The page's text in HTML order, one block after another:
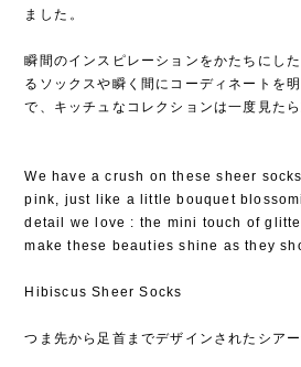
ました⁡。
瞬間のインスピレーションをかたちにし
るソックスや瞬く間にコーディネートを
で、キッチュなコレクションは一度見た
We have a crush on these sheer
pink, just like a little bouquet
detail we love : the mini touch of
make these beauties shine as they
Hibiscus Sheer Socks
つま先から足首までデザインされたシアー